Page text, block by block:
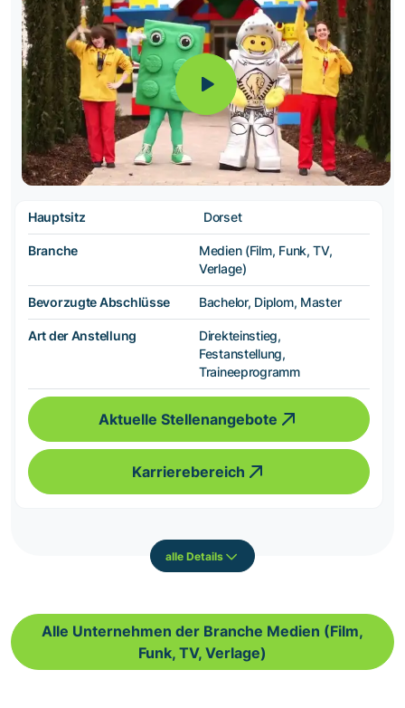
Hauptsitz Dorset
Branche
Medien (Film, Funk, TV,
Verlage)
Bevorzugte Abschlüsse Bachelor, Diplom, Master
Art der Anstellung
Direkteinstieg,
Festanstellung,
Traineeprogramm
Aktuelle Stellenangebote
Karrierebereich
alle Details
Alle Unternehmen der Branche Medien (Film,
Funk, TV, Verlage)